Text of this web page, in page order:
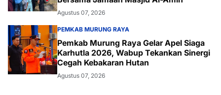
Agustus 07, 2026
PEMKAB MURUNG RAYA
Pemkab Murung Raya Gelar Apel Siaga
Karhutla 2026, Wabup Tekankan Sinergi
Cegah Kebakaran Hutan
Agustus 07, 2026